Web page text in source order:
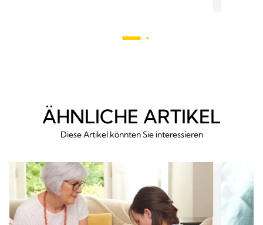
ÄHNLICHE ARTIKEL
Diese Artikel könnten Sie interessieren